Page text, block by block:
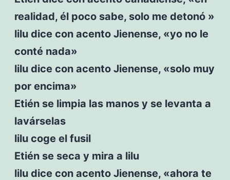
realidad, él poco sabe, solo me detonó »
lilu dice con acento Jienense, «yo no le
conté nada»
lilu dice con acento Jienense, «solo muy
por encima»
Etién se limpia las manos y se levanta a
lavárselas
lilu coge el fusil
Etién se seca y mira a lilu
lilu dice con acento Jienense, «ahora te